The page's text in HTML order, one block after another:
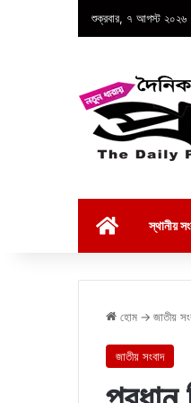
শুক্রবার, ৭ আগস্ট ২০২৬
স্থানীয়
হোম → জাতীয়
জাতীয় সংবাদ